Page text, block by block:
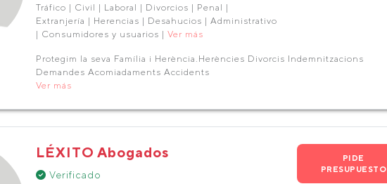
Tráfico | Civil | Laboral | Divorcios | Penal |
Extranjería | Herencias | Desahucios | Administrativo
| Consumidores y usuarios | Ver más
Protegim la seva Família i Herència.Herències Divorcis Indemnitzacions
Demandes Acomiadaments Accidents
Ver más
LÉXITO Abogados
Verificado
PIDE
PRESUPUESTO